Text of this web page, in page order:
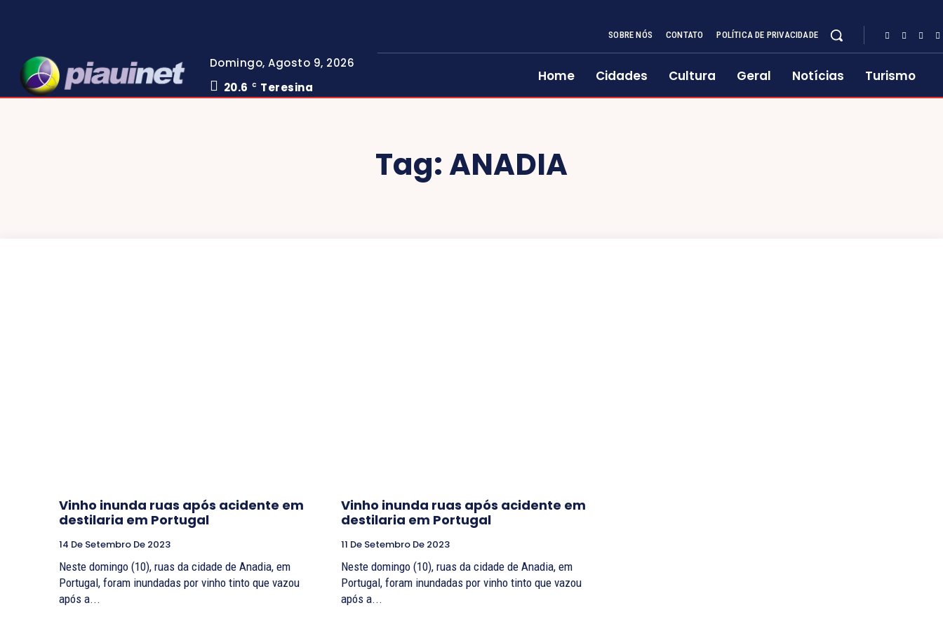
Domingo, Agosto 9, 2026
20.6
C Teresina
SOBRE NÓS CONTATO POLÍTICA DE PRIVACIDADE
Home Cidades Cultura Geral Notícias Turismo
Tag:ANADIA
Vinho inunda ruas após acidente em
destilaria em Portugal
14 De Setembro De 2023
Neste domingo (10), ruas da cidade de Anadia, em
Portugal, foram inundadas por vinho tinto que vazou
após a...
Vinho inunda ruas após acidente em
destilaria em Portugal
11 De Setembro De 2023
Neste domingo (10), ruas da cidade de Anadia, em
Portugal, foram inundadas por vinho tinto que vazou
após a...